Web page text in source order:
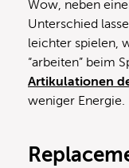
Wow, neben
Unterschied
leichter spielen,
“arbeiten” beim
Artikulationen
weniger Energie.